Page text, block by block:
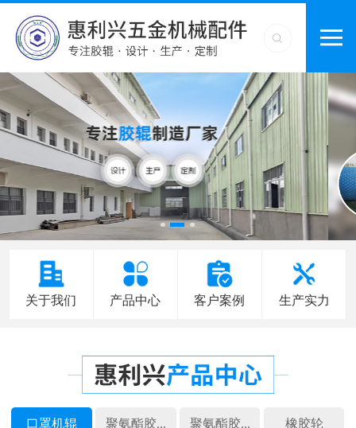
关于我们 产品中心 客户案例 生产实力
口罩机辊 聚氨酯胶... 聚氨酯胶... 橡胶轮